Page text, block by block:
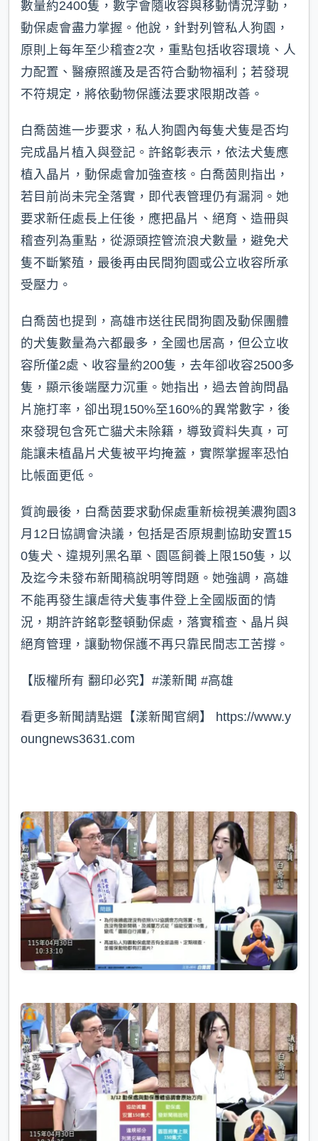
數量約2400隻，數字會隨收容與移動情況浮動，
動保處會盡力掌握。他說，針對列管私人狗園，
原則上每年至少稽查2次，重點包括收容環境、人
力配置、醫療照護及是否符合動物福利；若發現
不符規定，將依動物保護法要求限期改善。
白喬茵進一步要求，私人狗園內每隻犬隻是否均
完成晶片植入與登記。許銘彰表示，依法犬隻應
植入晶片，動保處會加強查核。白喬茵則指出，
若目前尚未完全落實，即代表管理仍有漏洞。她
要求新任處長上任後，應把晶片、絕育、造冊與
稽查列為重點，從源頭控管流浪犬數量，避免犬
隻不斷繁殖，最後再由民間狗園或公立收容所承
受壓力。
白喬茵也提到，高雄市送往民間狗園及動保團體
的犬隻數量為六都最多，全國也居高，但公立收
容所僅2處、收容量約200隻，去年卻收容2500多
隻，顯示後端壓力沉重。她指出，過去曾詢問晶
片施打率，卻出現150%至160%的異常數字，後
來發現包含死亡貓犬未除籍，導致資料失真，可
能讓未植晶片犬隻被平均掩蓋，實際掌握率恐怕
比帳面更低。
質詢最後，白喬茵要求動保處重新檢視美濃狗園3
月12日協調會決議，包括是否原規劃協助安置15
0隻犬、違規列黑名單、園區飼養上限150隻，以
及迄今未發布新聞稿說明等問題。她強調，高雄
不能再發生讓虐待犬隻事件登上全國版面的情
況，期許許銘彰整頓動保處，落實稽查、晶片與
絕育管理，讓動物保護不再只靠民間志工苦撐。
【版權所有 翻印必究】#漾新聞 #高雄
看更多新聞請點選【漾新聞官網】 https://www.y
oungnews3631.com⁠